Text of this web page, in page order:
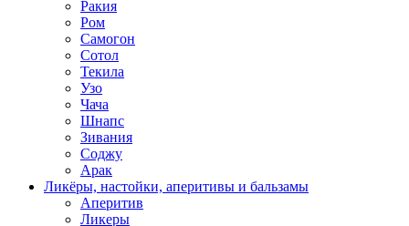
Ракия
Ром
Самогон
Сотол
Текила
Узо
Чача
Шнапс
Зивания
Соджу
Арак
Ликёры, настойки, аперитивы и бальзамы
Аперитив
Ликеры